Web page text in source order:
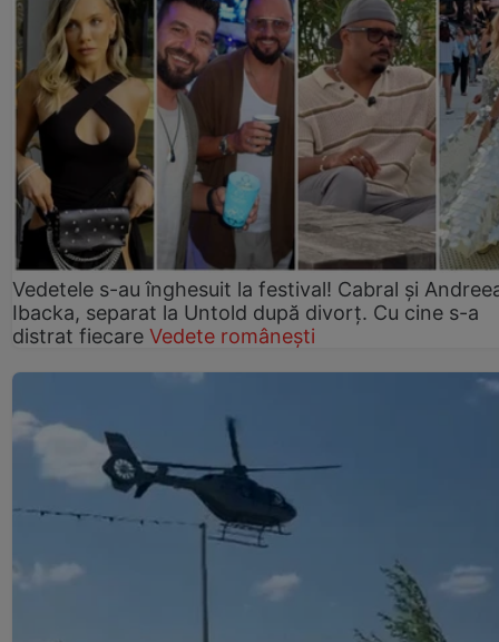
Vedetele s-au înghesuit la festival! Cabral și
Ibacka, separat la Untold după divorț. Cu cine s-a
distrat fiecare Vedete românești